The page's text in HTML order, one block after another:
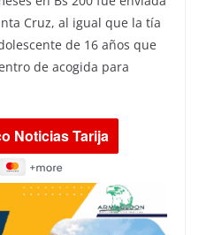
Cruz, al igual que la tía
de 16 años que
de acogida para